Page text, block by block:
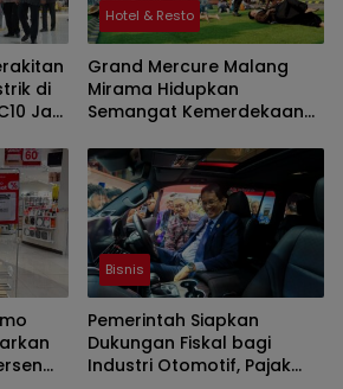
di
Jadi
Hotel & Resto
Grand Mercure Malang
Mirama Hidupkan
Semangat Kemerdekaan
Agustusan 2026
Bisnis
Pemerintah Siapkan
Dukungan Fiskal bagi
Industri Otomotif, Pajak